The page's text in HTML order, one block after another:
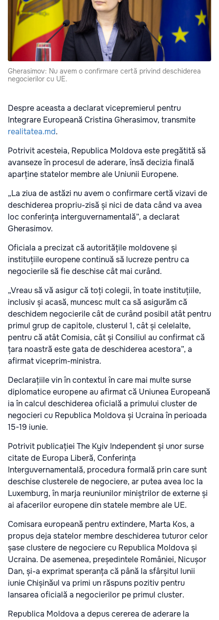
Gherasimov: Nu avem o confirmare certă privind deschiderea
negocierilor cu UE.
Despre aceasta a declarat vicepremierul pentru
Integrare Europeană Cristina Gherasimov, transmite
realitatea.md.
Potrivit acesteia, Republica Moldova este pregătită să
avanseze în procesul de aderare, însă decizia finală
aparține statelor membre ale Uniunii Europene.
„La ziua de astăzi nu avem o confirmare certă vizavi de
deschiderea propriu-zisă și nici de data când va avea
loc conferința interguvernamentală”, a declarat
Gherasimov.
Oficiala a precizat că autoritățile moldovene și
instituțiile europene continuă să lucreze pentru ca
negocierile să fie deschise cât mai curând.
„Vreau să vă asigur că toți colegii, în toate instituțiile,
inclusiv și acasă, muncesc mult ca să asigurăm că
deschidem negocierile cât de curând posibil atât pentru
primul grup de capitole, clusterul 1, cât și celelalte,
pentru că atât Comisia, cât și Consiliul au confirmat că
țara noastră este gata de deschiderea acestora”, a
afirmat viceprim-ministra.
Declarațiile vin în contextul în care mai multe surse
diplomatice europene au afirmat că Uniunea Europeană
ia în calcul deschiderea oficială a primului cluster de
negocieri cu Republica Moldova și Ucraina în perioada
15-19 iunie.
Potrivit publicației The Kyiv Independent și unor surse
citate de Europa Liberă, Conferința
Interguvernamentală, procedura formală prin care sunt
deschise clusterele de negociere, ar putea avea loc la
Luxemburg, în marja reuniunilor miniștrilor de externe și
ai afacerilor europene din statele membre ale UE.
Comisara europeană pentru extindere, Marta Kos, a
propus deja statelor membre deschiderea tuturor celor
șase clustere de negociere cu Republica Moldova și
Ucraina. De asemenea, președintele României, Nicușor
Dan, și-a exprimat speranța că până la sfârșitul lunii
iunie Chișinăul va primi un răspuns pozitiv pentru
lansarea oficială a negocierilor pe primul cluster.
Republica Moldova a depus cererea de aderare la